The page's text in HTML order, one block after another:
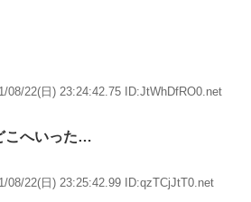
08/22(日) 23:24:42.75 ID:JtWhDfRO0.net
こへいった…
08/22(日) 23:25:42.99 ID:qzTCjJtT0.net